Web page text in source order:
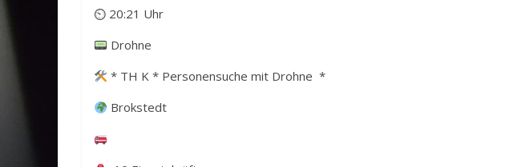
⏲ 20:21 Uhr
Drohne
* TH K * Personensuche mit Drohne *
Brokstedt